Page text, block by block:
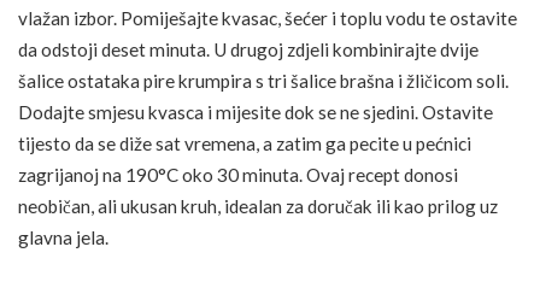
vlažan izbor. Pomiješajte kvasac, šećer i toplu vodu te ostavite
da odstoji deset minuta. U drugoj zdjeli kombinirajte dvije
šalice ostataka pire krumpira s tri šalice brašna i žličicom soli.
Dodajte smjesu kvasca i mijesite dok se ne sjedini. Ostavite
tijesto da se diže sat vremena, a zatim ga pecite u pećnici
zagrijanoj na 190°C oko 30 minuta. Ovaj recept donosi
neobičan, ali ukusan kruh, idealan za doručak ili kao prilog uz
glavna jela.